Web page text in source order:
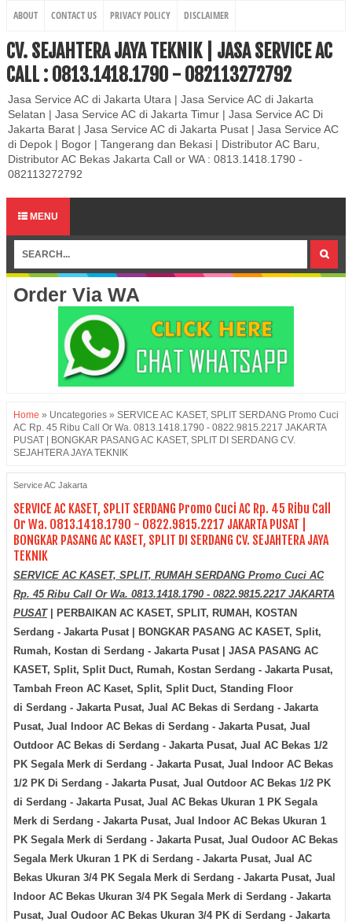
ABOUT CONTACT US PRIVACY POLICY DISCLAIMER
CV. SEJAHTERA JAYA TEKNIK | JASA SERVICE AC
CALL : 0813.1418.1790 - 082113272792
Jasa Service AC di Jakarta Utara | Jasa Service AC di Jakarta
Selatan | Jasa Service AC di Jakarta Timur | Jasa Service AC Di
Jakarta Barat | Jasa Service AC di Jakarta Pusat | Jasa Service AC
di Depok | Bogor | Tangerang dan Bekasi | Distributor AC Baru,
Distributor AC Bekas Jakarta Call or WA : 0813.1418.1790 -
082113272792
MENU
Order Via WA
Home » Uncategories » SERVICE AC KASET, SPLIT SERDANG Promo Cuci
AC Rp. 45 Ribu Call Or Wa. 0813.1418.1790 - 0822.9815.2217 JAKARTA
PUSAT | BONGKAR PASANG AC KASET, SPLIT DI SERDANG CV.
SEJAHTERA JAYA TEKNIK
Service AC Jakarta
SERVICE AC KASET, SPLIT SERDANG Promo Cuci AC Rp. 45 Ribu Call
Or Wa. 0813.1418.1790 - 0822.9815.2217 JAKARTA PUSAT |
BONGKAR PASANG AC KASET, SPLIT DI SERDANG CV. SEJAHTERA JAYA
TEKNIK
SERVICE AC KASET, SPLIT, RUMAH SERDANG Promo Cuci AC
Rp. 45 Ribu Call Or Wa. 0813.1418.1790 - 0822.9815.2217 JAKARTA
PUSAT| PERBAIKAN AC KASET, SPLIT, RUMAH, KOSTAN
Serdang - Jakarta Pusat | BONGKAR PASANG AC KASET, Split,
Rumah, Kostan di Serdang - Jakarta Pusat | JASA PASANG AC
KASET, Split, Split Duct, Rumah, Kostan Serdang - Jakarta Pusat,
Tambah Freon AC Kaset, Split, Split Duct, Standing Floor
di Serdang - Jakarta Pusat, Jual AC Bekas di Serdang - Jakarta
Pusat, Jual Indoor AC Bekas di Serdang - Jakarta Pusat, Jual
Outdoor AC Bekas di Serdang - Jakarta Pusat, Jual AC Bekas 1/2
PK Segala Merk di Serdang - Jakarta Pusat, Jual Indoor AC Bekas
1/2 PK Di Serdang - Jakarta Pusat, Jual Outdoor AC Bekas 1/2 PK
di Serdang - Jakarta Pusat, Jual AC Bekas Ukuran 1 PK Segala
Merk di Serdang - Jakarta Pusat, Jual Indoor AC Bekas Ukuran 1
PK Segala Merk di Serdang - Jakarta Pusat, Jual Oudoor AC Bekas
Segala Merk Ukuran 1 PK di Serdang - Jakarta Pusat, Jual AC
Bekas Ukuran 3/4 PK Segala Merk di Serdang - Jakarta Pusat, Jual
Indoor AC Bekas Ukuran 3/4 PK Segala Merk di Serdang - Jakarta
Pusat, Jual Oudoor AC Bekas Ukuran 3/4 PK di Serdang - Jakarta